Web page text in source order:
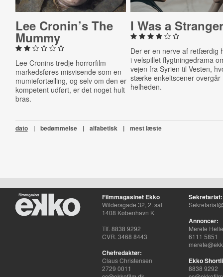
Lee Cronin’s The
Mummy
Lee Cronins tredje horrorfilm
markedsføres misvisende som en
mumiefortælling, og selv om den er
kompetent udført, er det noget hult
bras.
I Was a
Der er en nerve af retfærdig
i velspillet flygtningedrama
vejen fra Syrien til Vesten,
stærke enkeltscener overgår
helheden.
dato | bedømmelse | alfabetisk | mest læste
Filmmagasinet Ekko
Wildersgade 32, 2. sal
1408 København K
Tlf. 8838 9292
CVR. 3468 8443
Chefredaktør:
Claus Christensen
2729 0011
Sekretariat:
Annoncer:
Merete
6111 5851
Ekko
8838 9292